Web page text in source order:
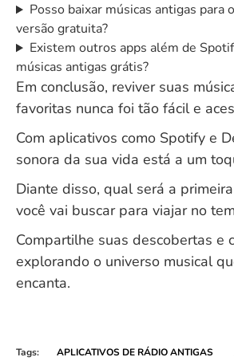
Posso baixar músicas antigas para
versão gratuita?
Existem outros apps além de
músicas antigas grátis?
Em conclusão, reviver suas
favoritas nunca foi tão fácil e
Com aplicativos como Spotify e
sonora da sua vida está a um
Diante disso, qual será a
você vai buscar para viajar no
Compartilhe suas descobertas e
explorando o universo musical
encanta.
Tags: APLICATIVOS DE RÁDIO ANTIGAS